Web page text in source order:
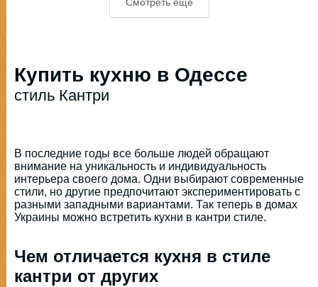
Купить кухню в Одессе
стиль Кантри
В последние годы все больше людей обращают
внимание на уникальность и индивидуальность
интерьера своего дома. Одни выбирают современные
стили, но другие предпочитают экспериментировать с
разными западными вариантами. Так теперь в домах
Украины можно встретить кухни в кантри стиле.
Чем отличается кухня в стиле
кантри от других